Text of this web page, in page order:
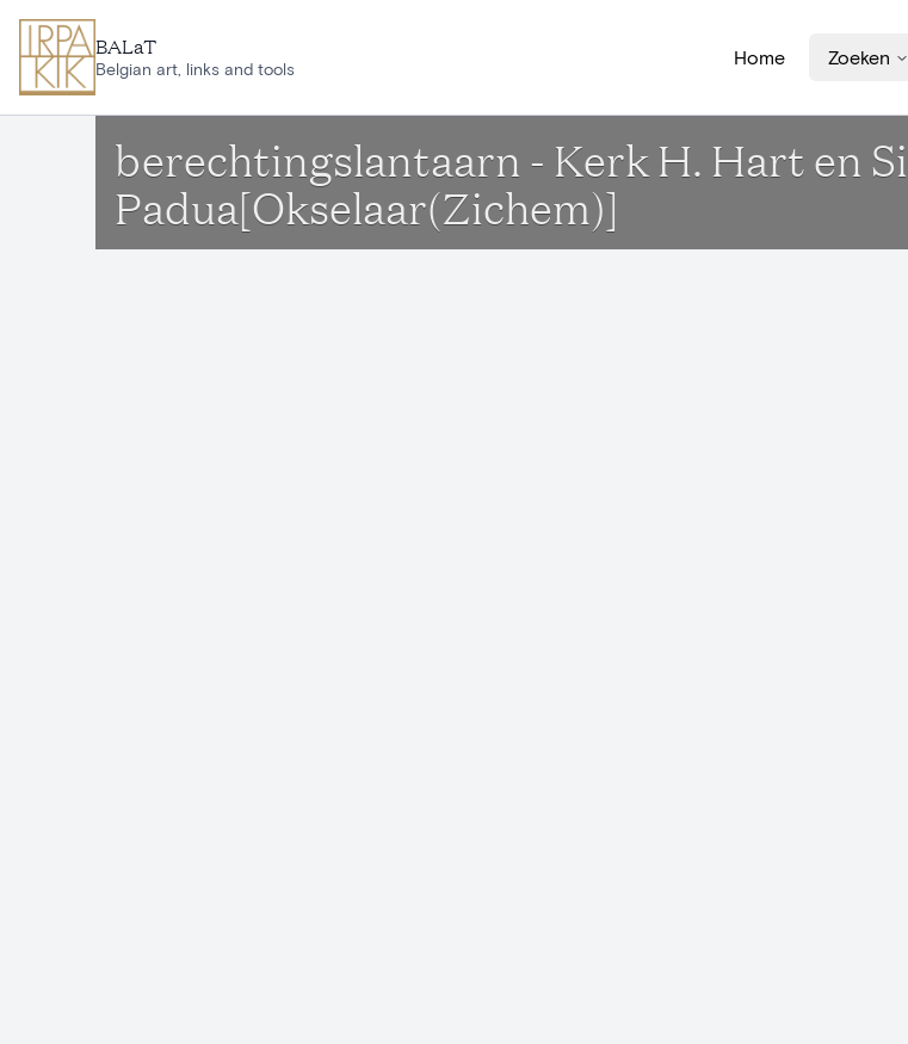
BALaT
Belgian art, links and tools
Home Zoeken
berechtingslantaarn - Kerk H. Hart en
Padua[Okselaar(Zichem)]